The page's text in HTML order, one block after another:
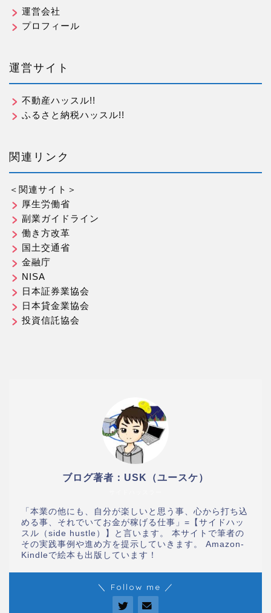
運営会社
プロフィール
運営サイト
不動産ハッスル!!
ふるさと納税ハッスル!!
関連リンク
＜関連サイト＞
厚生労働省
副業ガイドライン
働き方改革
国土交通省
金融庁
NISA
日本証券業協会
日本貸金業協会
投資信託協会
ブログ著者：USK（ユースケ）
「本業の他にも、自分が楽しいと思う事、心から打ち込
める事、それでいてお金が稼げる仕事」=【サイドハッ
スル（side hustle）】と言います。 本サイトで筆者の
その実践事例や進め方を提示していきます。 Amazon-
Kindleで絵本も出版しています！
＼ Follow me ／